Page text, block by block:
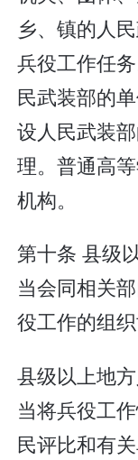
乡、镇的人
兵役工作任
民武装部的
设人民武装
理。普通高
机构。
第十条 县级
当会同相关
役工作的组织
县级以上地
当将兵役工
民评比和有